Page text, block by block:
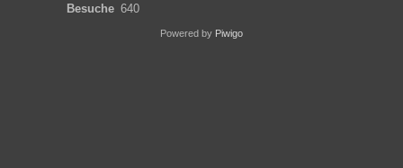
Besuche 640
Powered by Piwigo